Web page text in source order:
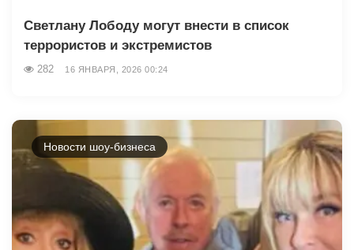
Светлану Лободу могут внести в список
террористов и экстремистов
282 16 ЯНВАРЯ, 2026 00:24
Новости шоу-бизнеса